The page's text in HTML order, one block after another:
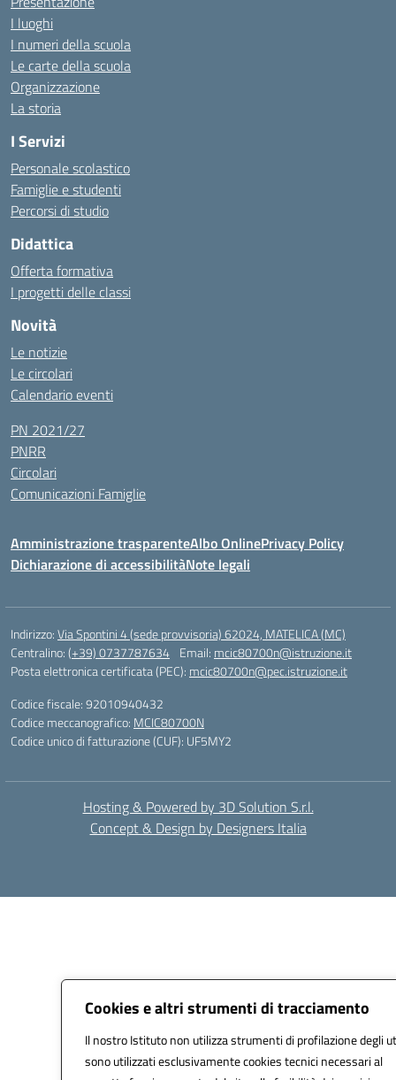
Cookies e altri strumenti di tracciamento
Il nostro Istituto non utilizza strumenti di profilazione degli
sono utilizzati esclusivamente cookies tecnici necessari al
I luoghi
I numeri della scuola
Le carte della scuola
Organizzazione
La storia
I Servizi
Personale scolastico
Famiglie e studenti
Percorsi di studio
Didattica
Offerta formativa
I progetti delle classi
Novità
Le notizie
Le circolari
Calendario eventi
PN 2021/27
PNRR
Circolari
Comunicazioni Famiglie
Amministrazione trasparenteAlbo OnlinePrivacy Policy
Dichiarazione di accessibilitàNote legali
Indirizzo:Via Spontini 4 (sede provvisoria) 62024, MATELICA (MC)
Centralino:(+39) 0737787634 Email: mcic80700n@istruzione.it
Posta elettronica certificata (PEC): mcic80700n@pec.istruzione.it
Codice fiscale: 92010940432
Codice meccanografico: MCIC80700N
Codice unico di fatturazione (CUF): UF5MY2
Hosting & Powered by 3D Solution S.r.l.
Concept & Design by Designers Italia